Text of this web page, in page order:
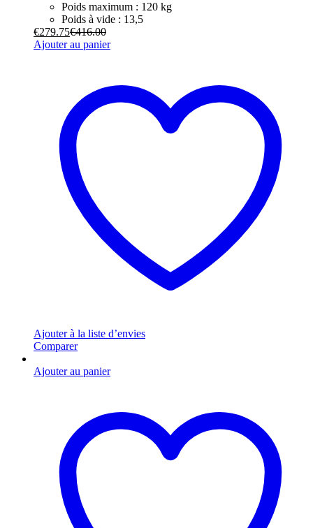
Poids maximum : 120 kg
Poids à vide : 13,5
€279.75€416.00
Ajouter au panier
Ajouter à la liste d’envies
Comparer
Ajouter au panier